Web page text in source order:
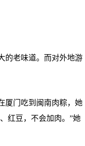
老味道。而对外地游
门吃到闽南肉粽，她
红豆，不会加肉。”她